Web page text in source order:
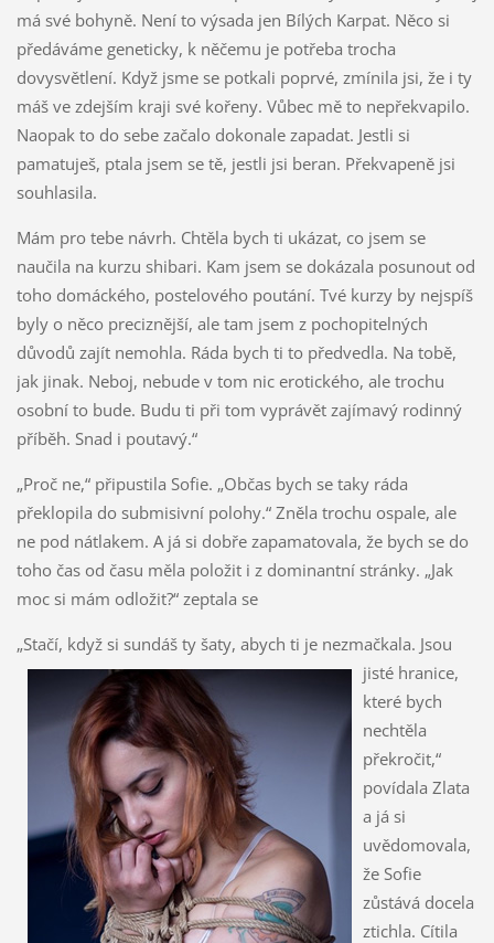
má své bohyně. Není to výsada jen Bílých Karpat. Něco si
předáváme geneticky, k něčemu je potřeba trocha
dovysvětlení. Když jsme se potkali poprvé, zmínila jsi, že i ty
máš ve zdejším kraji své kořeny. Vůbec mě to nepřekvapilo.
Naopak to do sebe začalo dokonale zapadat. Jestli si
pamatuješ, ptala jsem se tě, jestli jsi beran. Překvapeně jsi
souhlasila.
Mám pro tebe návrh. Chtěla bych ti ukázat, co jsem se
naučila na kurzu shibari. Kam jsem se dokázala posunout od
toho domáckého, postelového poutání. Tvé kurzy by nejspíš
byly o něco preciznější, ale tam jsem z pochopitelných
důvodů zajít nemohla. Ráda bych ti to předvedla. Na tobě,
jak jinak. Neboj, nebude v tom nic erotického, ale trochu
osobní to bude. Budu ti při tom vyprávět zajímavý rodinný
příběh. Snad i poutavý.“
„Proč ne,“ připustila Sofie. „Občas bych se taky ráda
překlopila do submisivní polohy.“ Zněla trochu ospale, ale
ne pod nátlakem. A já si dobře zapamatovala, že bych se do
toho čas od času měla položit i z dominantní stránky. „Jak
moc si mám odložit?“ zeptala se
„Stačí, když si sundáš ty šaty, abych ti je nezmačkala. Jsou
jisté hranice,
které bych
nechtěla
překročit,“
povídala Zlata
a já si
uvědomovala,
že Sofie
zůstává docela
ztichla. Cítila